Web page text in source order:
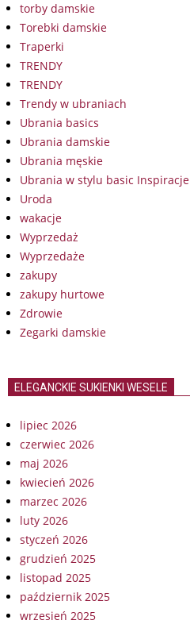
torby damskie
Torebki damskie
Traperki
TRENDY
TRENDY
Trendy w ubraniach
Ubrania basics
Ubrania damskie
Ubrania męskie
Ubrania w stylu basic Inspiracje
Uroda
wakacje
Wyprzedaż
Wyprzedaże
zakupy
zakupy hurtowe
Zdrowie
Zegarki damskie
ELEGANCKIE SUKIENKI WESELE
lipiec 2026
czerwiec 2026
maj 2026
kwiecień 2026
marzec 2026
luty 2026
styczeń 2026
grudzień 2025
listopad 2025
październik 2025
wrzesień 2025